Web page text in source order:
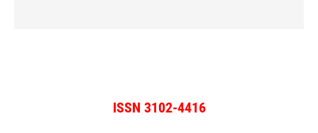
ISSN 3102-4416